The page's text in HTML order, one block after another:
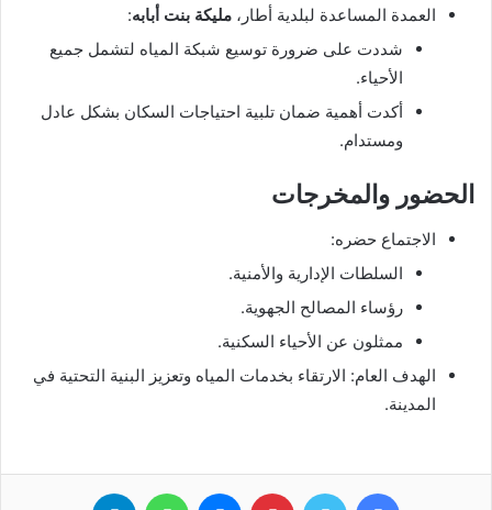
العمدة المساعدة لبلدية أطار، مليكة بنت أبابه:
شددت على ضرورة توسيع شبكة المياه لتشمل جميع
الأحياء.
أكدت أهمية ضمان تلبية احتياجات السكان بشكل عادل
ومستدام.
الحضور والمخرجات
الاجتماع حضره:
السلطات الإدارية والأمنية.
رؤساء المصالح الجهوية.
ممثلون عن الأحياء السكنية.
الهدف العام: الارتقاء بخدمات المياه وتعزيز البنية التحتية في
المدينة.
فيسبوك تويتر بينتيريست ماسنجر واتساب